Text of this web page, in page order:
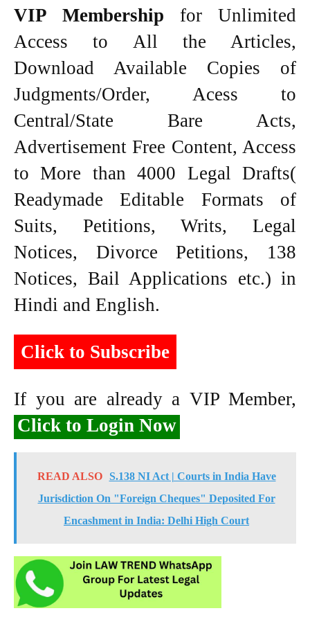
VIP Membership for Unlimited
Access to All the Articles,
Download Available Copies of
Judgments/Order, Acess to
Central/State Bare Acts,
Advertisement Free Content, Access
to More than 4000 Legal Drafts(
Readymade Editable Formats of
Suits, Petitions, Writs, Legal
Notices, Divorce Petitions, 138
Notices, Bail Applications etc.) in
Hindi and English.
Click to Subscribe
If you are already a VIP Member,
Click to Login Now
READ ALSO
S.138 NI Act | Courts in India Have
Jurisdiction On "Foreign Cheques" Deposited For
Encashment in India: Delhi High Court